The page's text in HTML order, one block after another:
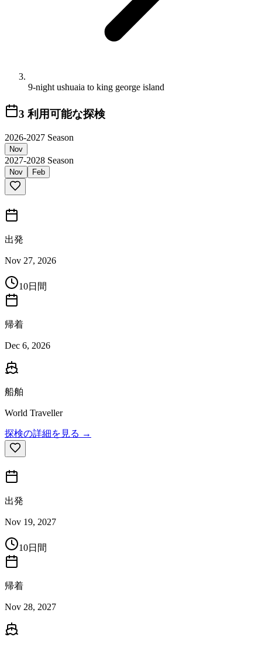
9-night ushuaia to king george island
3 利用可能な探検
2026-2027 Season
Nov
2027-2028 Season
Nov Feb
出発
Nov 27, 2026
10日間
帰着
Dec 6, 2026
船舶
World Traveller
探検の詳細を見る →
出発
Nov 19, 2027
10日間
帰着
Nov 28, 2027